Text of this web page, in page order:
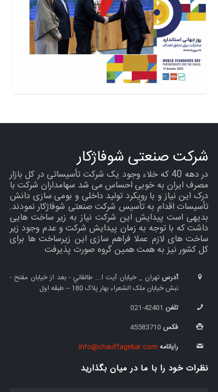
شرکت صنعتی شوفاژکار
در دهه 40 که خلاء وجود یک شرکت تأسیساتی در کل بازار
مصرف ایران به خوبی احساس می شد سهامداران شرکت با
درک این نیاز و با رویکرد تولید داخلی و بومی سازی دانش
تأسیسات اقدام به تأسیس شرکت صنعتی شوفاژکار نمودند.
بدیهی است پیدایش این شرکت نیاز به زیر ساخت هایی
داشت که با توجه به زمان پیدایش شرکت و عدم وجود زیر
ساخت های لازم عملا فراهم سازی این زیرساخت ها برای
کل کشور نیز به همت همین گروه صورت پذیرفت
آدرس تهران _ خيابان آيت ا... طالقاني - بعد از خیابان مفتح -
نبش خيابان ملک الشعراء بهار پلاک 180 – طبقه اول
تلفن
فکس
رایانامه info@chauffagekar.com
نظرات خود را با ما در میان بگذارید